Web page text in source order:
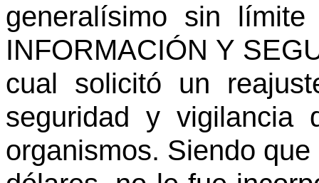
generalísimo sin
INFORMACIÓN Y
cual solicitó un
seguridad y
organismos. Siendo